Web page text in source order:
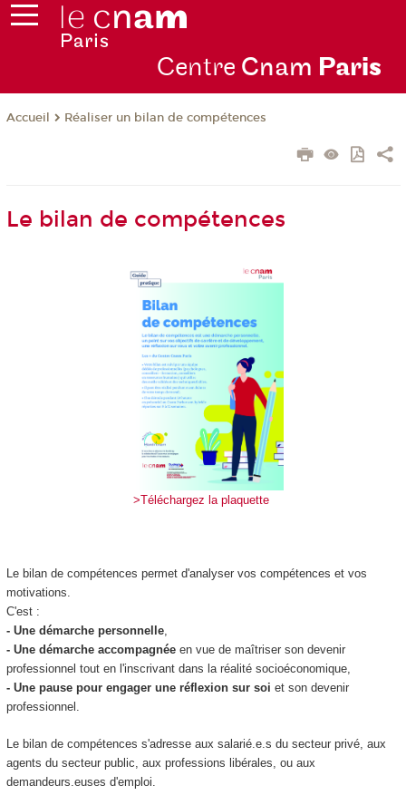
Centre Cnam Paris
Accueil Réaliser un bilan de compétences
Le bilan de compétences
>Téléchargez la plaquette
Le bilan de compétences permet d'analyser vos compétences et vos
motivations.
C'est :
- Une démarche personnelle,
- Une démarche accompagnéeen vue de maîtriser son devenir
professionnel tout en l'inscrivant dans la réalité socio­économique,
- Une pause pour engager une réflexion sur soi et son devenir
professionnel.
Le bilan de compétences s'adresse aux salarié.e.s du secteur privé, aux
agents du secteur public, aux professions libérales, ou aux
demandeurs.euses d'emploi.